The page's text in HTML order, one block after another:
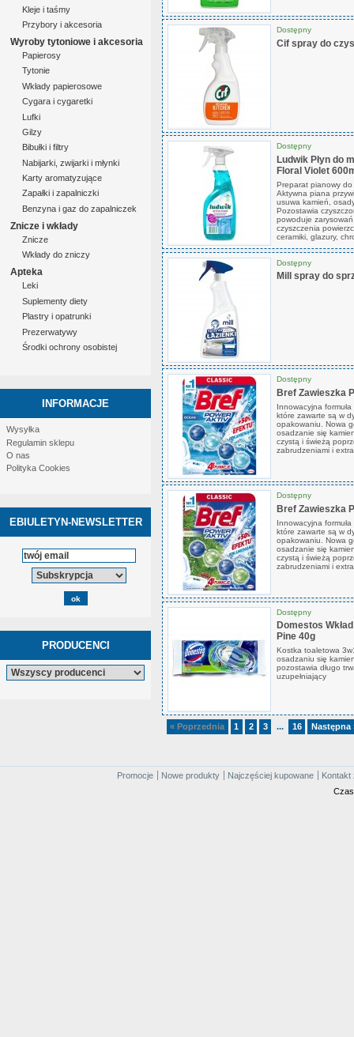
Kleje i taśmy
Przybory i akcesoria
Wyroby tytoniowe i akcesoria
Papierosy
Tytonie
Wkłady papierosowe
Cygara i cygaretki
Lufki
Gilzy
Bibułki i filtry
Nabijarki, zwijarki i młynki
Karty aromatyzujące
Zapałki i zapalniczki
Benzyna i gaz do zapalniczek
Znicze i wkłady
Znicze
Wkłady do zniczy
Apteka
Leki
Suplementy diety
Plastry i opatrunki
Prezerwatywy
Środki ochrony osobistej
INFORMACJE
Wysyłka
Regulamin sklepu
O nas
Polityka Cookies
EBIULETYN-NEWSLETTER
PRODUCENCI
Dostępny
Cif spray do
Dostępny
Ludwik Płyn do
Floral Violet
Preparat pianowy
Aktywna piana
usuwa kamień,
Pozostawia
powoduje
czyszczenia
ceramiki, glazury,
Dostępny
Mill spray do
Dostępny
Bref Zawieszka
Innowacyjna
które zawarte są w
opakowaniu. Nowa
osadzanie się
czystą i świeżą
zabrudzeniami i
Dostępny
Bref Zawieszka
Innowacyjna
które zawarte są w
opakowaniu. Nowa
osadzanie się
czystą i świeżą
zabrudzeniami i
Dostępny
Domestos
Pine 40g
Kostka toaletowa
osadzaniu się
pozostawia długo
uzupełniający
« Poprzednia 1 2 3 ... 16 Następna
Promocje Nowe produkty Najczęściej kupowane
Kontakt